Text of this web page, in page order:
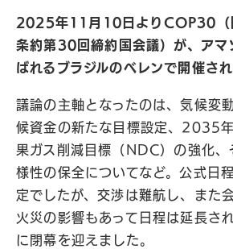
2025年11月10日よりCOP30（
条約第30回締約国会議）が、アマ
ばれるブラジルのベレンで開催され
議論の主軸となったのは、気候変
候資金の新たな目標設定、2035
果ガス削減目標（NDC）の強化、
様性の保全についてなど。公式日
定でしたが、交渉は難航し、また
火災の影響もあって日程は延長さ
に閉幕を迎えました。